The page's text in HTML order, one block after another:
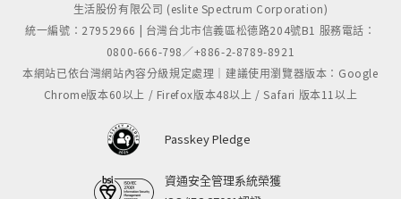
生活股份有限公司 (eslite Spectrum Corporation)
統一編號：27952966 | 台灣台北市信義區松德路204號B1 服務電話：
0800-666-798／+886-2-8789-8921
本網站已依台灣網站內容分級規定處理｜建議使用瀏覽器版本：Google
Chrome版本60以上 / Firefox版本48以上 / Safari 版本11以上
Passkey Pledge
資通安全管理系統榮獲